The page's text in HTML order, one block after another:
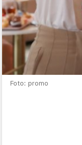
Foto: promo